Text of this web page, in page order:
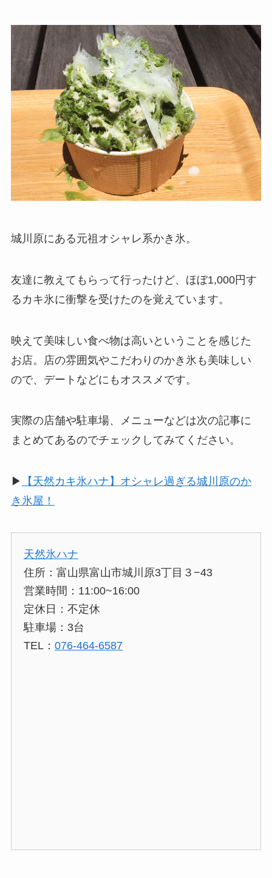
城川原にある元祖オシャレ系かき氷。
友達に教えてもらって行ったけど、ほぼ1,000円す
るカキ氷に衝撃を受けたのを覚えています。
映えて美味しい食べ物は高いということを感じた
お店。店の雰囲気やこだわりのかき氷も美味しい
ので、デートなどにもオススメです。
実際の店舗や駐車場、メニューなどは次の記事に
まとめてあるのでチェックしてみてください。
▶︎
【天然カキ氷ハナ】オシャレ過ぎる城川原のか
き氷屋！
天然氷ハナ
住所：富山県富山市城川原3丁目３−43
営業時間：11:00~16:00
定休日：不定休
駐車場：3台
TEL： 076-464-6587